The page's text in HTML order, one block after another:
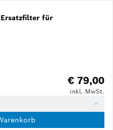
für
€ 79,00
inkl. MwSt.